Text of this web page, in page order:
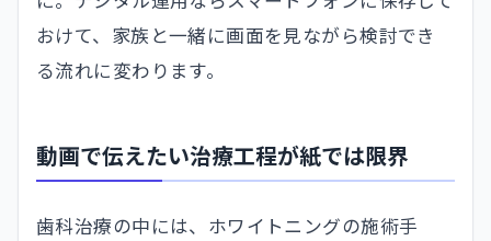
おけて、家族と一緒に画面を見ながら検討でき
る流れに変わります。
動画で伝えたい治療工程が紙では限界
歯科治療の中には、ホワイトニングの施術手